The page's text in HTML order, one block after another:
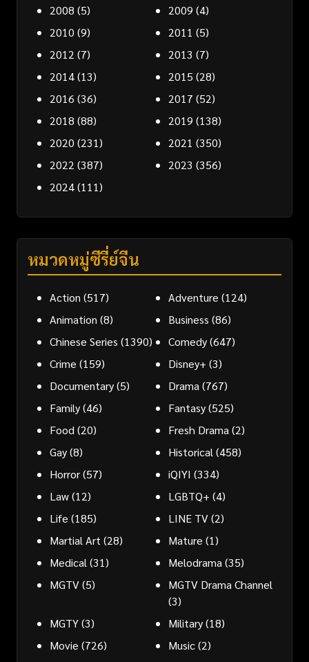
2008 (5) 2009 (4)
2010 (9) 2011 (5)
2012 (7) 2013 (7)
2014(13) 2015 (28)
2016 (36) 2017 (52)
2018 (88) 2019 (138)
2020 (231) 2021 (350)
2022 (387) 2023 (356)
2024(111)
หมวดหมู่ซีรี่ย์จีน
Action (517) Adventure (124)
Animation (8) Business (86)
Chinese Series (1390) Comedy(647)
Crime (159) Disney+ (3)
Documentary(5) Drama (767)
Family(46) Fantasy(525)
Food (20) Fresh Drama (2)
Gay(8) Historical (458)
Horror(57) iQIYI (334)
Law(12) LGBTQ+ (4)
Life (185) LINE TV(2)
Martial Art (28) Mature (1)
Medical (31) Melodrama (35)
MGTV(5)
MGTV Drama Channel
(3)
MGTY(3) Military(18)
Movie (726) Music(2)